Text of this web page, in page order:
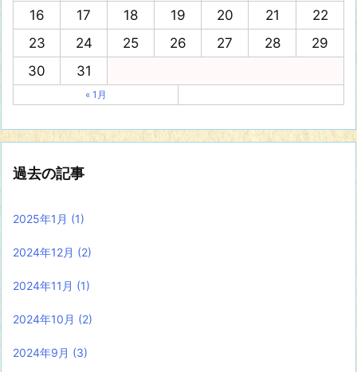
16
17 18 19 20 21
22
23
24 25 26 27 28
29
30
31
« 1月
過去の記事
2025年1月 (1)
2024年12月 (2)
2024年11月 (1)
2024年10月 (2)
2024年9月 (3)